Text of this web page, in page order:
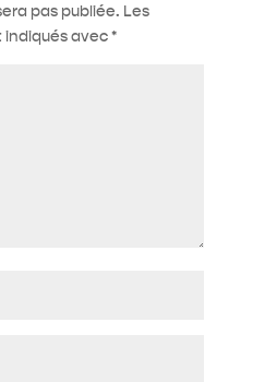
pas publiée. Les
avec*